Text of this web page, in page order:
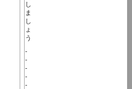
し
ま
し
ょ
う
-
-
-
-
-